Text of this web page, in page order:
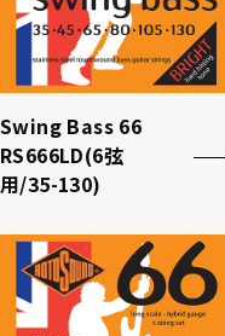
Swing Bass 66
RS666LD(6弦
用/35-130)